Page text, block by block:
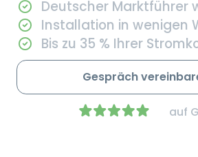
Deutscher Marktführer
Installation in wenigen
Bis zu 35 % Ihrer
Gespräch
auf